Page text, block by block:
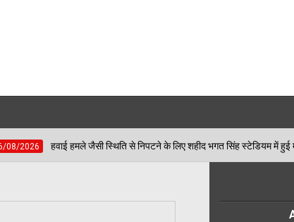
जैसी स्थिति से निपटने के लिए शहीद भगत सिंह स्टेडियम में हुई मॉक एक्सरसाइज, आठ